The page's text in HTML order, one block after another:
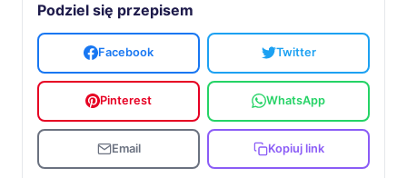
Podziel się przepisem
Facebook Twitter
Pinterest WhatsApp
Email Kopiuj link